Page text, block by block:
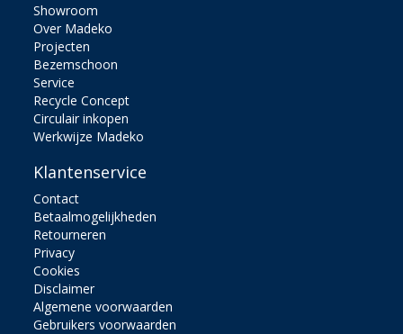
Showroom
Over Madeko
Projecten
Bezemschoon
Service
Recycle Concept
Circulair inkopen
Werkwijze Madeko
Klantenservice
Contact
Betaalmogelijkheden
Retourneren
Privacy
Cookies
Disclaimer
Algemene voorwaarden
Gebruikers voorwaarden